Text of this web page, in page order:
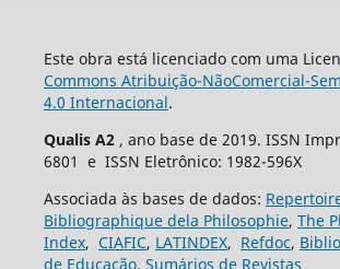
Este obra está licenciado com uma
Commons Atribuição-NãoComercial-
4.0 Internacional.
Qualis A2 , ano base de 2019. ISSN
6801 e ISSN Eletrônico: 1982-596X
Associada às bases de dados:
Bibliographique dela Philosophie, The
Index, CIAFIC, LATINDEX, Refdoc,
de Educação, Sumários de Revistas